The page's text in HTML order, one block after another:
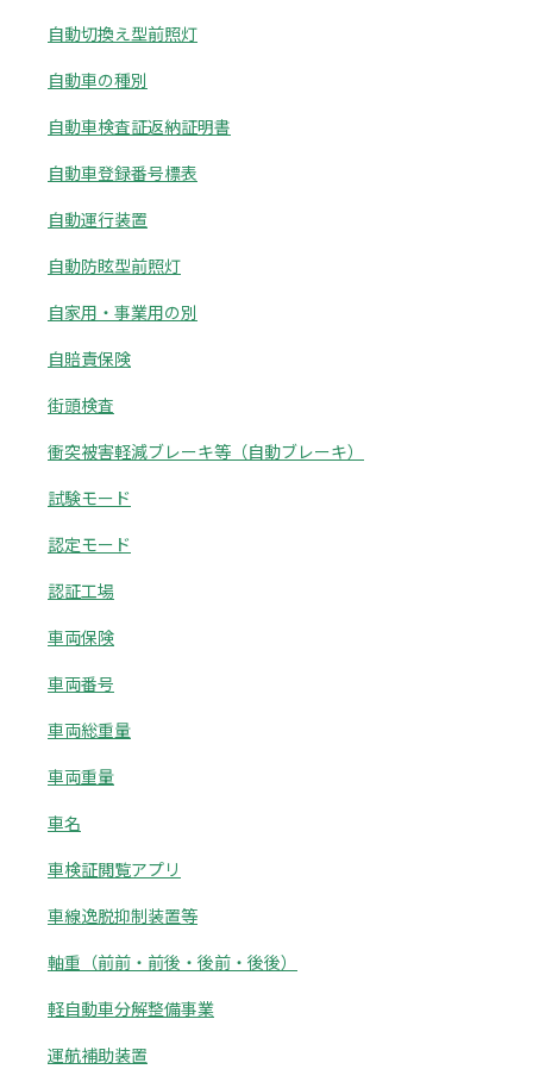
自動切換え型前照灯
自動車の種別
自動車検査証返納証明書
自動車登録番号標表
自動運行装置
自動防眩型前照灯
自家用・事業用の別
自賠責保険
街頭検査
衝突被害軽減ブレーキ等（自動ブレーキ）
試験モード
認定モード
認証工場
車両保険
車両番号
車両総重量
車両重量
車名
車検証閲覧アプリ
車線逸脱抑制装置等
軸重（前前・前後・後前・後後）
軽自動車分解整備事業
運航補助装置